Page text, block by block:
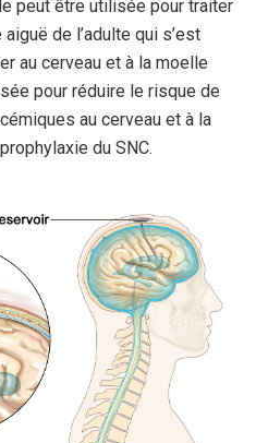
peut être utilisée pour traiter
de l’adulte qui s’est
au cerveau et à la moelle
pour réduire le risque de
au cerveau et à la
du SNC.